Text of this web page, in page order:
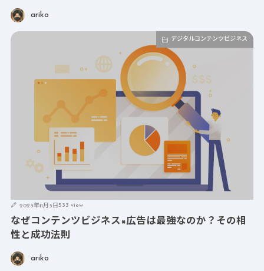
ariko
デジタルコンテンツビジネス
2023年11月3日533 view
なぜコンテンツビジネス×広告は最強なのか？その相
性と成功法則
ariko